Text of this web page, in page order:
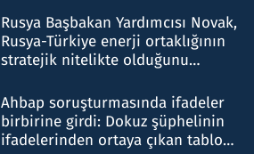
Rusya Başbakan Yardımcısı Novak,
Rusya-Türkiye enerji ortaklığının
stratejik nitelikte olduğunu
Ahbap soruşturmasında ifadeler
birbirine girdi: Dokuz şüphelinin
ifadelerinden ortaya çıkan tablo